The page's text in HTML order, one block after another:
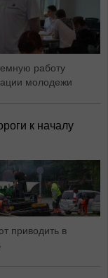
работу
молодежи
к началу
приводить в